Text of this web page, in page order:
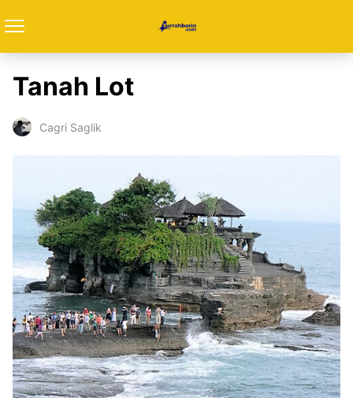
Tanah Lot
Cagri Saglik